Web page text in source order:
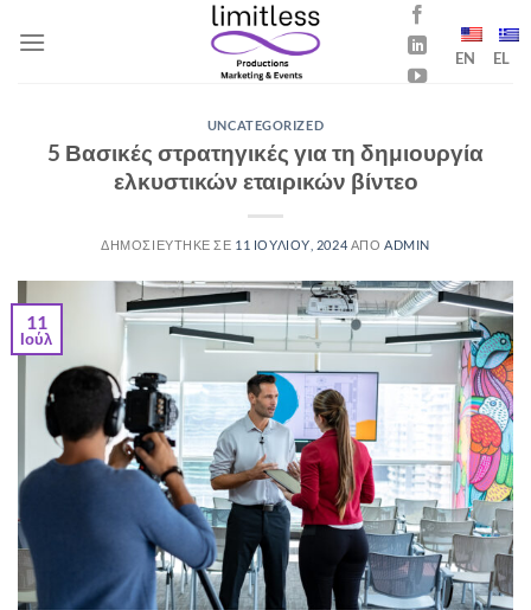
στο
EN EL
UNCATEGORIZED
5 Βασικές στρατηγικές για τη δημιουργία
ελκυστικών εταιρικών βίντεο
ΔΗΜΟΣΙΕΥΤΗΚΕ ΣΕ 11 ΙΟΥΛΙΟΥ, 2024 ΑΠΟ ADMIN
11
Ιούλ